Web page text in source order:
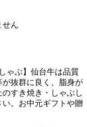
せん
ゃぶ】仙台牛は品質
抜群に良く、脂身が
のすき焼き・しゃぶし
。お中元ギフトや贈